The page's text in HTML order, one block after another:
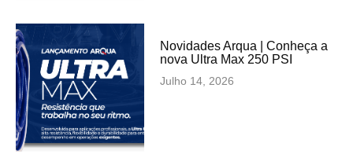
Novidades Arqua | Conheça a
nova Ultra Max 250 PSI
Julho 14, 2026